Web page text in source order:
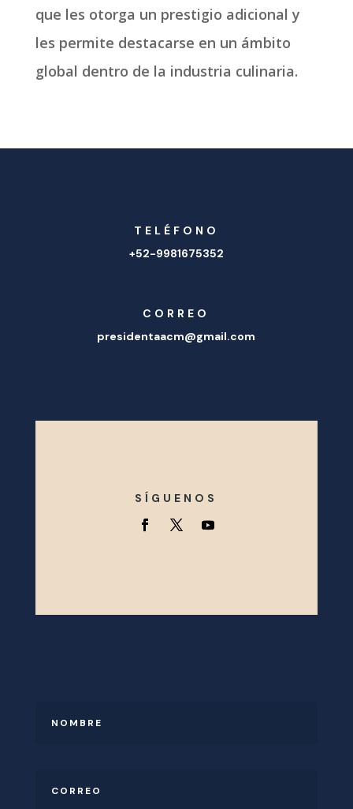
que les otorga un prestigio adicional y
les permite destacarse en un ámbito
global dentro de la industria culinaria.
TELÉFONO
+52-9981675352
CORREO
presidentaacm@gmail.com
SÍGUENOS